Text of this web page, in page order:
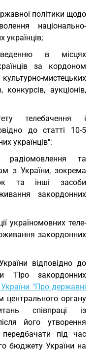
політики щодо
національно-
українців;
в місцях
за кордоном
мистецьких
аукціонів,
телебачення і
до статті 10-5
українців":
радіомовлення та
з України, зокрема
та інші засоби
закордонних
україномовних теле-
закордонних
відповідно до
"Про закордонних
"Про державні
центрального органу
співпраці із
його утворення
передбачати під час
бюджету України на